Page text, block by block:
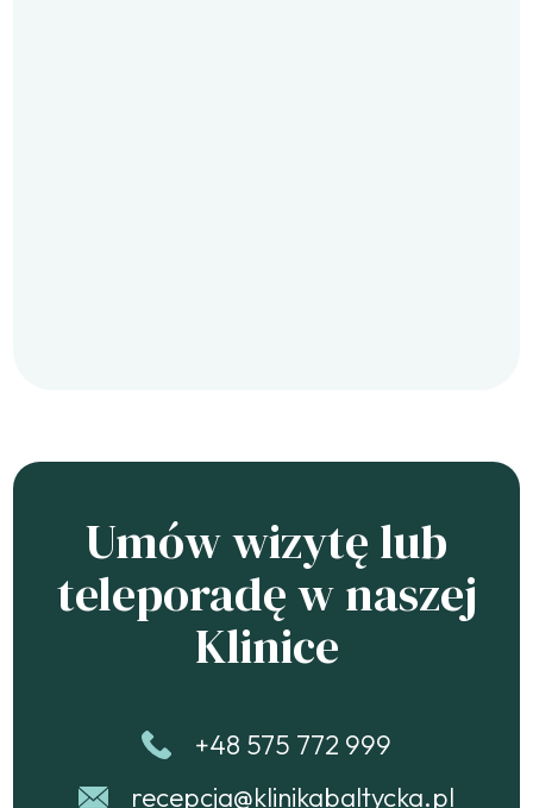
Umów wizytę lub
teleporadę w naszej
Klinice
+48 575 772 999
recepcja@klinikabaltycka.pl